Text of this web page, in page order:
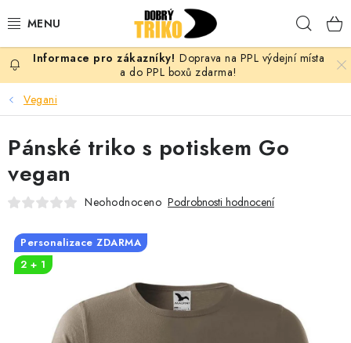
na
PRO ŽENY
PRO MUŽE
PRO DĚTI
DOPLŇKY
PRO PÁRY
VLASTNÍ MOTIV
Doprava na PPL výdejní místa
a do PPL boxů zdarma!
Vegani
Pánské triko s potiskem Go
vegan
Neohodnoceno Podrobnosti hodnocení
Personalizace ZDARMA
2 + 1